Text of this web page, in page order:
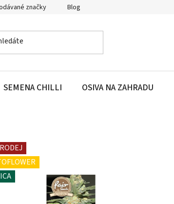
značky Blog
SEMENA CHILLI OSIVA NA ZAHRADU